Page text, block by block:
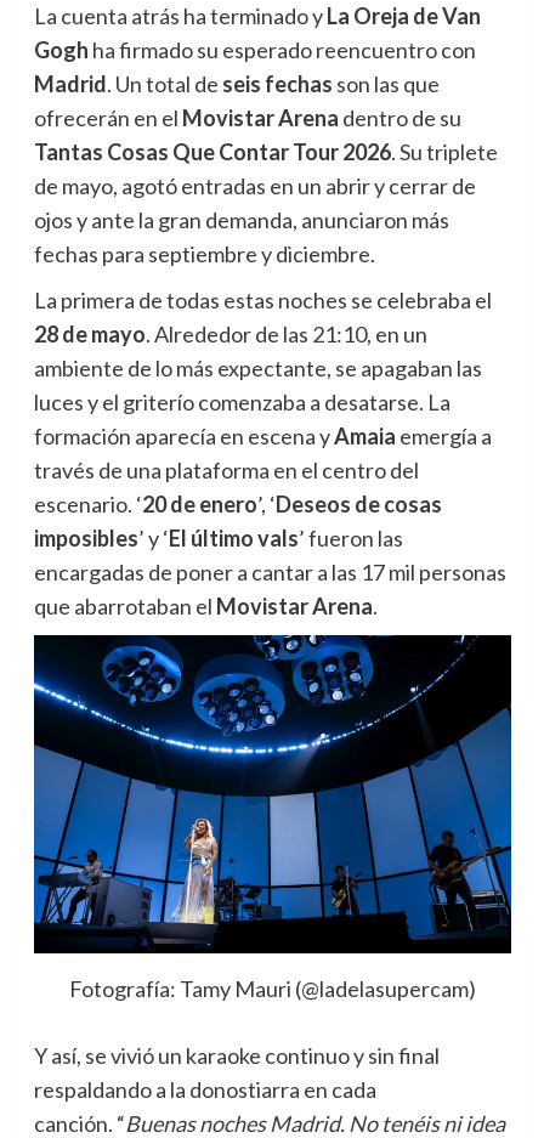
La cuenta atrás ha terminado yLa Oreja de Van
Gogh ha firmado su esperado reencuentro con
Madrid. Un total de seis fechas son las que
ofrecerán en el Movistar Arena dentro de su
Tantas Cosas Que Contar Tour 2026. Su triplete
de mayo, agotó entradas en un abrir y cerrar de
ojos y ante la gran demanda, anunciaron más
fechas para septiembre y diciembre.
La primera de todas estas noches se celebraba el
28 de mayo. Alrededor de las 21:10, en un
ambiente de lo más expectante, se apagaban las
luces y el griterío comenzaba a desatarse. La
formación aparecía en escena yAmaia emergía a
través de una plataforma en el centro del
escenario. ‘20 de enero’, ‘Deseos de cosas
imposibles’ y ‘El último vals’ fueron las
encargadas de poner a cantar a las 17 mil personas
que abarrotaban el Movistar Arena.
Fotografía: Tamy Mauri (@ladelasupercam)
Y así, se vivió un karaoke continuo y sin final
respaldando a la donostiarra en cada
canción. “Buenas noches Madrid. No tenéis ni idea